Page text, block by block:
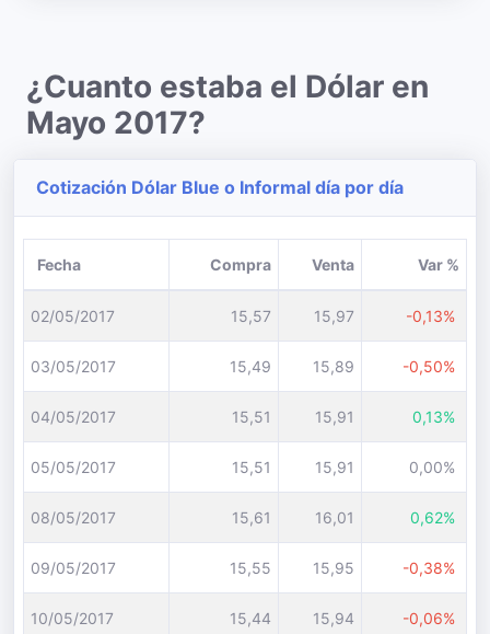
¿Cuanto estaba el Dólar en
Mayo 2017?
Cotización Dólar Blue o Informal día por día
Fecha Compra Venta Var %
02/05/2017 15,57 15,97 -0,13%
03/05/2017 15,49 15,89 -0,50%
04/05/2017 15,51 15,91 0,13%
05/05/2017 15,51 15,91 0,00%
08/05/2017 15,61 16,01 0,62%
09/05/2017 15,55 15,95 -0,38%
10/05/2017 15,44 15,94 -0,06%